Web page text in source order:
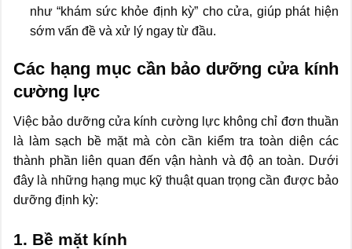
như “khám sức khỏe định kỳ” cho cửa, giúp phát hiện
sớm vấn đề và xử lý ngay từ đầu.
Các hạng mục cần bảo dưỡng cửa kính
cường lực
Việc bảo dưỡng cửa kính cường lực không chỉ đơn thuần
là làm sạch bề mặt mà còn cần kiểm tra toàn diện các
thành phần liên quan đến vận hành và độ an toàn. Dưới
đây là những hạng mục kỹ thuật quan trọng cần được bảo
dưỡng định kỳ:
1. Bề mặt kính